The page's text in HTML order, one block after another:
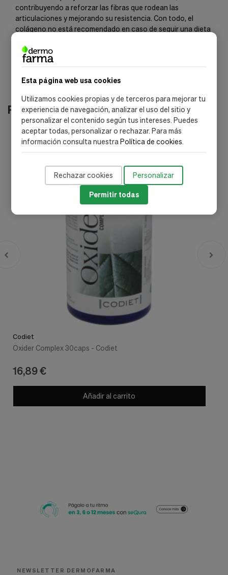
Esta página web usa cookies
Utilizamos cookies propias y de terceros para mejorar tu
experiencia de navegación, analizar el uso del sitio y
personalizar el contenido según tus intereses. Puedes
aceptar todas, personalizar o rechazar. Para más
información consulta nuestraPolítica de cookies.
Rechazar cookies Personalizar
Permitir todas
contribuyendo a reforzar las fibras que rodean las
articulaciones y mejorando su resistencia. Con todo, el
colágeno no está recomendado en caso de seguir una dieta
Productos relacionados
Codiet
Oxider Complex 30caps - Codiet
16,89 €
Añadir al carrito
NEWSLETTER DERMOFARMA